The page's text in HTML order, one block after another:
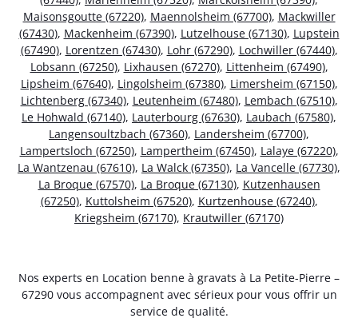
Maisonsgoutte (67220), Maennolsheim (67700), Mackwiller
(67430), Mackenheim (67390), Lutzelhouse (67130), Lupstein
(67490), Lorentzen (67430), Lohr (67290), Lochwiller (67440),
Lobsann (67250), Lixhausen (67270), Littenheim (67490),
Lipsheim (67640), Lingolsheim (67380), Limersheim (67150),
Lichtenberg (67340), Leutenheim (67480), Lembach (67510),
Le Hohwald (67140), Lauterbourg (67630), Laubach (67580),
Langensoultzbach (67360), Landersheim (67700),
Lampertsloch (67250), Lampertheim (67450), Lalaye (67220),
La Wantzenau (67610), La Walck (67350), La Vancelle (67730),
La Broque (67570), La Broque (67130), Kutzenhausen
(67250), Kuttolsheim (67520), Kurtzenhouse (67240),
Kriegsheim (67170), Krautwiller (67170)
Nos experts en Location benne à gravats à La Petite-Pierre –
67290 vous accompagnent avec sérieux pour vous offrir un
service de qualité.